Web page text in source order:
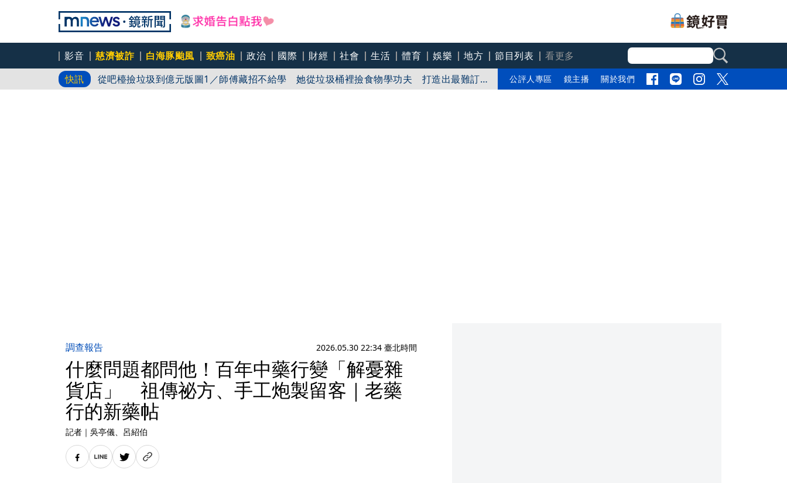
影音 慈濟被詐 白海豚颱風 致癌油 政治 國際 財經 社會 生活 體育 娛樂 地方 節目列表
看更多
快訊
太陽下抽菸後倒地！「高溫＋吸菸」恐加重心臟負擔 醫：猝死風險高3倍
從吧檯撿垃圾到億元版圖1／師傅藏招不給學 她從垃圾桶裡撿食物學功夫 打造出最難訂
公評人專區 鏡主播 關於我們
調查報告 2026.05.30 22:34 臺北時間
什麼問題都問他！百年中藥行變「解憂雜
貨店」 祖傳祕方、手工炮製留客｜老藥
行的新藥帖
記者 ｜ 吳亭儀、呂紹伯